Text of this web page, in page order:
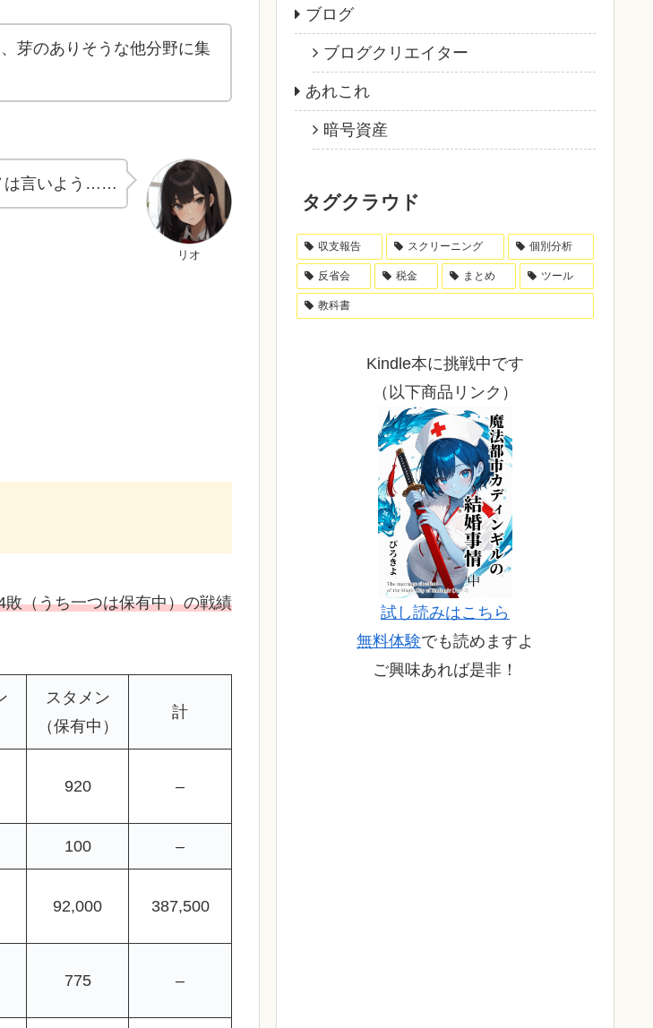
芽のありそうな他分野に集
リオ
は言いよう……
敗（うち一つは保有中）の戦績
スタメン
（保有中）
計
920 –
100 –
92,000 387,500
775 –
ブログ
ブログクリエイター
あれこれ
暗号資産
タグクラウド
収支報告 スクリーニング 個別分析
反省会 税金 まとめ ツール
教科書
Kindle本に挑戦中です
（以下商品リンク）
試し読みはこちら
無料体験でも読めますよ
ご興味あれば是非！